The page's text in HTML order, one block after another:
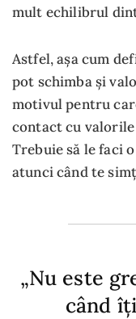
mult echilibrul
Astfel, așa cum
pot schimba și
motivul pentru
contact cu
Trebuie să le faci
atunci când te
„Nu este
când